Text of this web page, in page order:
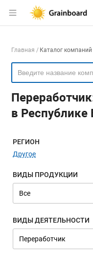
Раздел
Навигация по
Главная Каталог компаний
в Республике
Меню
РЕГИОН
Другое
ВИДЫ ПРОДУКЦИИ
ВИДЫ ДЕЯТЕЛЬНОСТИ